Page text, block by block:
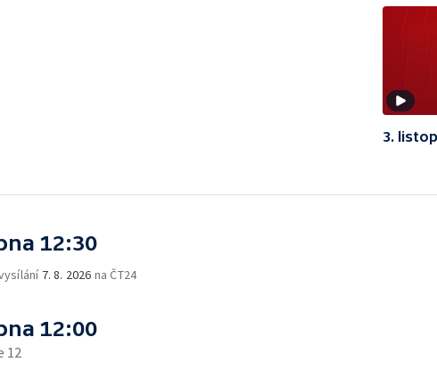
3.
12:30
7. 8. 2026 na ČT24
12:00
12